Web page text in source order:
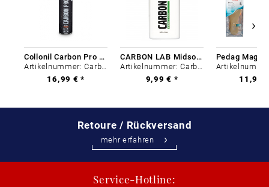
Collonil Carbon Pro 400 ml
Artikelnummer: Carbon-0
16,99 € *
CARBON LAB Midsole Cleaner
Artikelnummer: Carbon-0
9,99 € *
11,99
Retoure / Rückversand
mehr erfahren
Service-Hotline: